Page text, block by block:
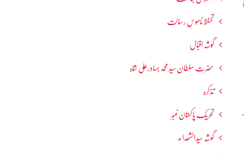
تحفظ ناموسِ رسالت
گوشہ اقبال
حضرت سلطان سید محمد بہادرعلی شاہ
تذکرہ
تحریکِ پاکستان نمبر
گوشہ سیدالشھداء